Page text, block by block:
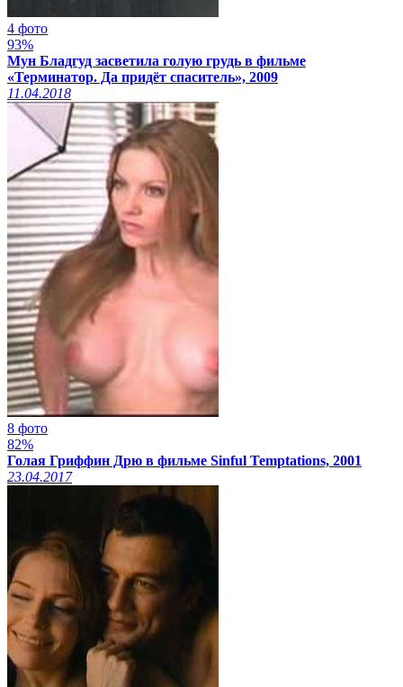
4 фото
93%
Мун Бладгуд засветила голую грудь в фильме
«Терминатор. Да придёт спаситель», 2009
11.04.2018
8 фото
82%
Голая Гриффин Дрю в фильме Sinful Temptations, 2001
23.04.2017